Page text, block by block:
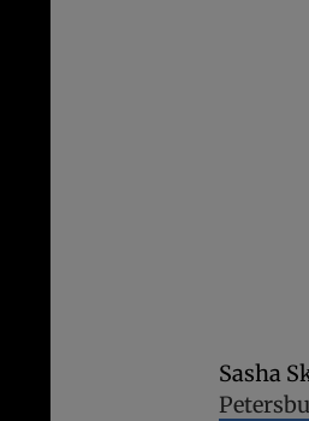
Sasha